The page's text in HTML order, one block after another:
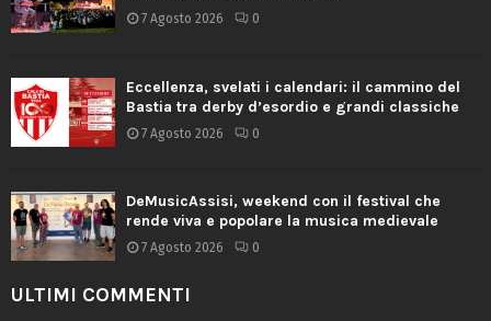
7 Agosto 2026 0
Eccellenza, svelati i calendari: il cammino del
Bastia tra derby d’esordio e grandi classiche
7 Agosto 2026 0
DeMusicAssisi, weekend con il festival che
rende viva e popolare la musica medievale
7 Agosto 2026 0
ULTIMI COMMENTI